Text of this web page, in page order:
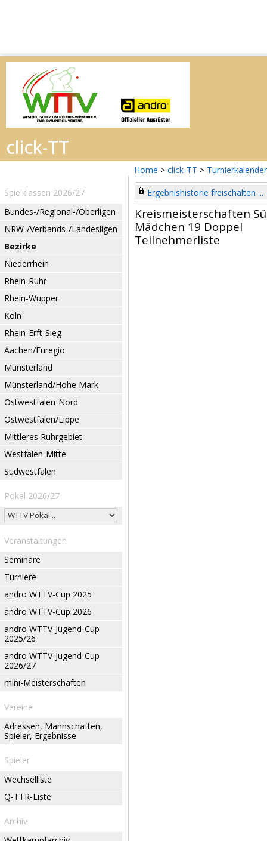
Home > click-TT > Turnierkalender
Spielklassen 2026/27
Bundes-/Regional-/Oberligen
NRW-/Verbands-/Landesligen
Bezirke
Niederrhein
Rhein-Ruhr
Rhein-Wupper
Köln
Rhein-Erft-Sieg
Aachen/Euregio
Münsterland
Münsterland/Hohe Mark
Ostwestfalen-Nord
Ostwestfalen/Lippe
Mittleres Ruhrgebiet
Westfalen-Mitte
Südwestfalen
Pokal 2026/27
Veranstaltungen
Seminare
Turniere
andro WTTV-Cup 2025
andro WTTV-Cup 2026
andro WTTV-Jugend-Cup
2025/26
andro WTTV-Jugend-Cup
2026/27
mini-Meisterschaften
Vereine
Adressen, Mannschaften,
Spieler, Ergebnisse
Spieler
Wechselliste
Q-TTR-Liste
Archiv
Ergebnishistorie freischalten ...
Kreismeisterschaften
Mädchen 19 Doppel
Teilnehmerliste